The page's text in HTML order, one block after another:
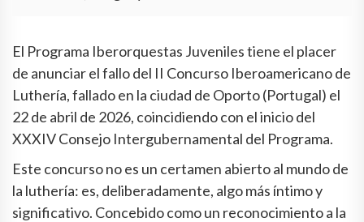
El Programa Iberorquestas Juveniles tiene el placer
de anunciar el fallo del II Concurso Iberoamericano de
Luthería, fallado en la ciudad de Oporto (Portugal) el
22 de abril de 2026, coincidiendo con el inicio del
XXXIV Consejo Intergubernamental del Programa.
Este concurso no es un certamen abierto al mundo de
la luthería: es, deliberadamente, algo más íntimo y
significativo. Concebido como un reconocimiento a la